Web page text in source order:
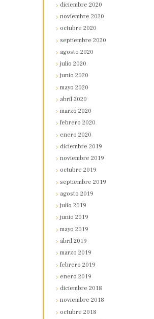
diciembre2020
noviembre2020
octubre2020
septiembre2020
agosto2020
julio2020
junio2020
mayo2020
abril2020
marzo2020
febrero2020
enero2020
diciembre2019
noviembre2019
octubre2019
septiembre2019
agosto2019
julio2019
junio2019
mayo2019
abril2019
marzo2019
febrero2019
enero2019
diciembre2018
noviembre2018
octubre2018